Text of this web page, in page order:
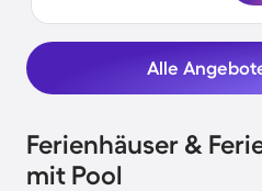
Alle
Ferienhäuser &
mit Pool